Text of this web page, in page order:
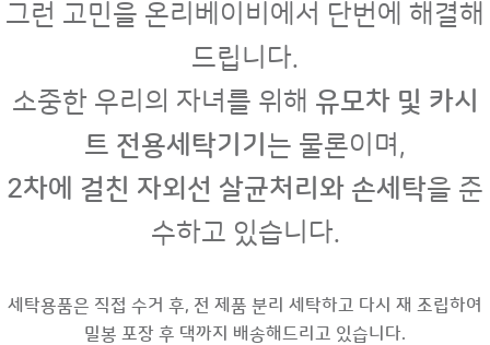
그런 고민을 온리베이비에서 단번에 해결해
드립니다.
소중한 우리의 자녀를 위해 유모차 및 카시
트 전용세탁기기 는 물론이며,
2차에 걸친 자외선 살균처리와 손세탁을 준
수하고 있습니다.
세탁용품은 직접 수거 후, 전 제품 분리 세탁하고 다시 재 조립하여
밀봉 포장 후 댁까지 배송해드리고 있습니다.